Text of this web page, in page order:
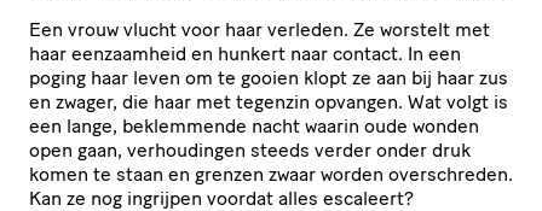
Een vrouw vlucht voor haar verleden. Ze worstelt met
haar eenzaamheid en hunkert naar contact. In een
poging haar leven om te gooien klopt ze aan bij haar zus
en zwager, die haar met tegenzin opvangen. Wat volgt is
een lange, beklemmende nacht waarin oude wonden
open gaan, verhoudingen steeds verder onder druk
komen te staan en grenzen zwaar worden overschreden.
Kan ze nog ingrijpen voordat alles escaleert?